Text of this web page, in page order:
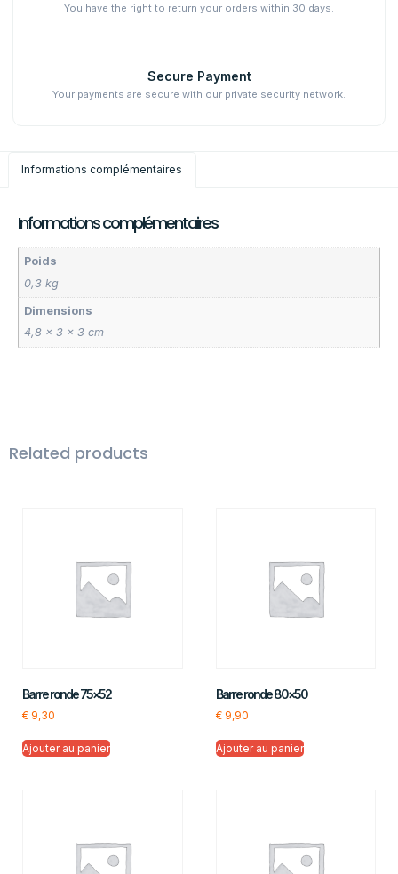
You have the right to return your orders within 30 days.
Secure Payment
Your payments are secure with our private security network.
Informations complémentaires
Informations complémentaires
Poids
0,3 kg
Dimensions
4,8 × 3 × 3 cm
Related products
Barre ronde 75×52
€ 9,30
Ajouter au panier
Barre ronde 80×50
€9,90
Ajouter au panier